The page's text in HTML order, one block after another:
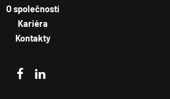
O společnosti
Kariéra
Kontakty